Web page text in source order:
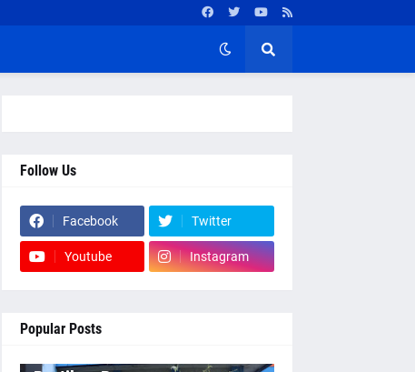
Follow Us
Facebook Twitter
Youtube Instagram
Popular Posts